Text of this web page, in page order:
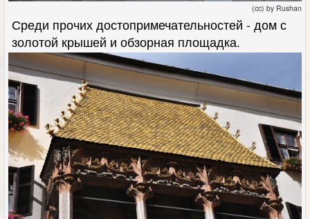
(cc) by Rushan
Среди прочих достопримечательностей - дом с
золотой крышей и обзорная площадка.